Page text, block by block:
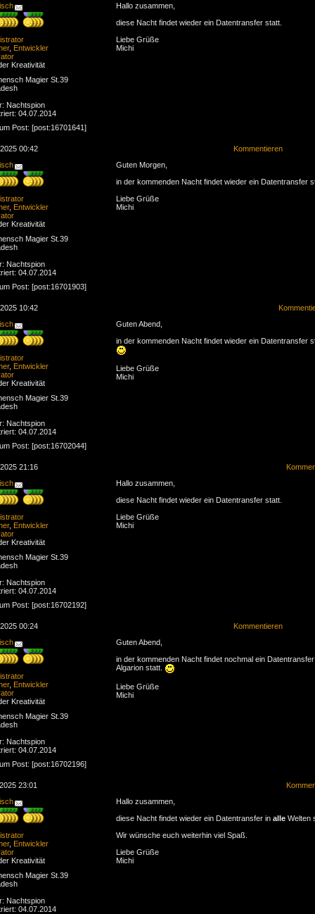
, Entwickler
Kreativität
Magier St.39
Nachtspion
04.07.2014
Post: [post:16701641]
Hallo zusammen,
diese Nacht findet wieder ein Datentransfer statt.
Liebe Grüße
Michi
00:42
Kommentieren
, Entwickler
Kreativität
Magier St.39
Nachtspion
04.07.2014
Post: [post:16701903]
Guten Morgen,
in der kommenden Nacht findet wieder ein Datentransfer
Liebe Grüße
Michi
10:42
, Entwickler
Kreativität
Magier St.39
Nachtspion
04.07.2014
Post: [post:16702044]
Guten Abend,
in der kommenden Nacht findet wieder ein Datentransfer
Liebe Grüße
Michi
21:16
, Entwickler
Kreativität
Magier St.39
Nachtspion
04.07.2014
Post: [post:16702192]
Hallo zusammen,
diese Nacht findet wieder ein Datentransfer statt.
Liebe Grüße
Michi
00:24
Kommentieren
, Entwickler
Kreativität
Magier St.39
Nachtspion
04.07.2014
Post: [post:16702196]
Guten Abend,
in der kommenden Nacht findet nochmal ein
Algarion statt.
Liebe Grüße
Michi
23:01
, Entwickler
Kreativität
Magier St.39
Nachtspion
04.07.2014
Hallo zusammen,
diese Nacht findet wieder ein Datentransfer in alle Welten
Wir wünsche euch weiterhin viel Spaß.
Liebe Grüße
Michi